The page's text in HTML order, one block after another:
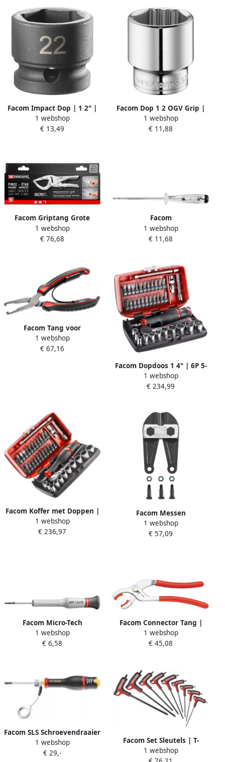
Facom Impact Dop | 1 2" |
6-kant Stubby | 22 mm
NSS.22A
1 webshop
€ 13,49
Facom Dop 1 2 OGV Grip |
32 mm S.32GRP
1 webshop
€ 11,88
Facom Griptang Grote
Capaciteit 505APB
1 webshop
€ 76,68
Facom
Laagspanningsdetector
Schroevendraaiers | Met
1 webshop
€ 11,68
Facom Tang voor
Brandstofaansluitingen
DM.FA
1 webshop
€ 67,16
Facom Dopdoos 1 4" | 6P 5-
14mm R2NANO
1 webshop
€ 234,99
Facom Koffer met Doppen |
1 4" 6-kant | Metrisch
RL.NANO1 RL.NANO1PB
1 webshop
€ 236,97
Facom Messen
Boutenschaar | 990.RB0
990.LRB0
1 webshop
€ 57,09
Facom Micro-Tech
Schroevendraaier | Voor
Sleufschroeven | 2 5 x 35
1 webshop
€ 6,58
Facom Connector Tang |
Zachte Kaken 410.S
1 webshop
€ 45,08
Facom SLS Schroevendraaier
Philips | PH2 x 125
ANP2X125SLS
1 webshop
€ 29,-
Facom Set Sleutels | T-
handgreep | Torx | 9-delig
1 webshop